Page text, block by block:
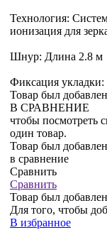
Технология:
ионизация для
Шнур: Длина 2.8 м
Фиксация укладки:
Товар был добавлен
В СРАВНЕНИЕ
чтобы посмотреть
один товар.
Товар был добавлен
в сравнение
Сравнить
Сравнить
Товар был добавлен
Для того, чтобы
В избранное